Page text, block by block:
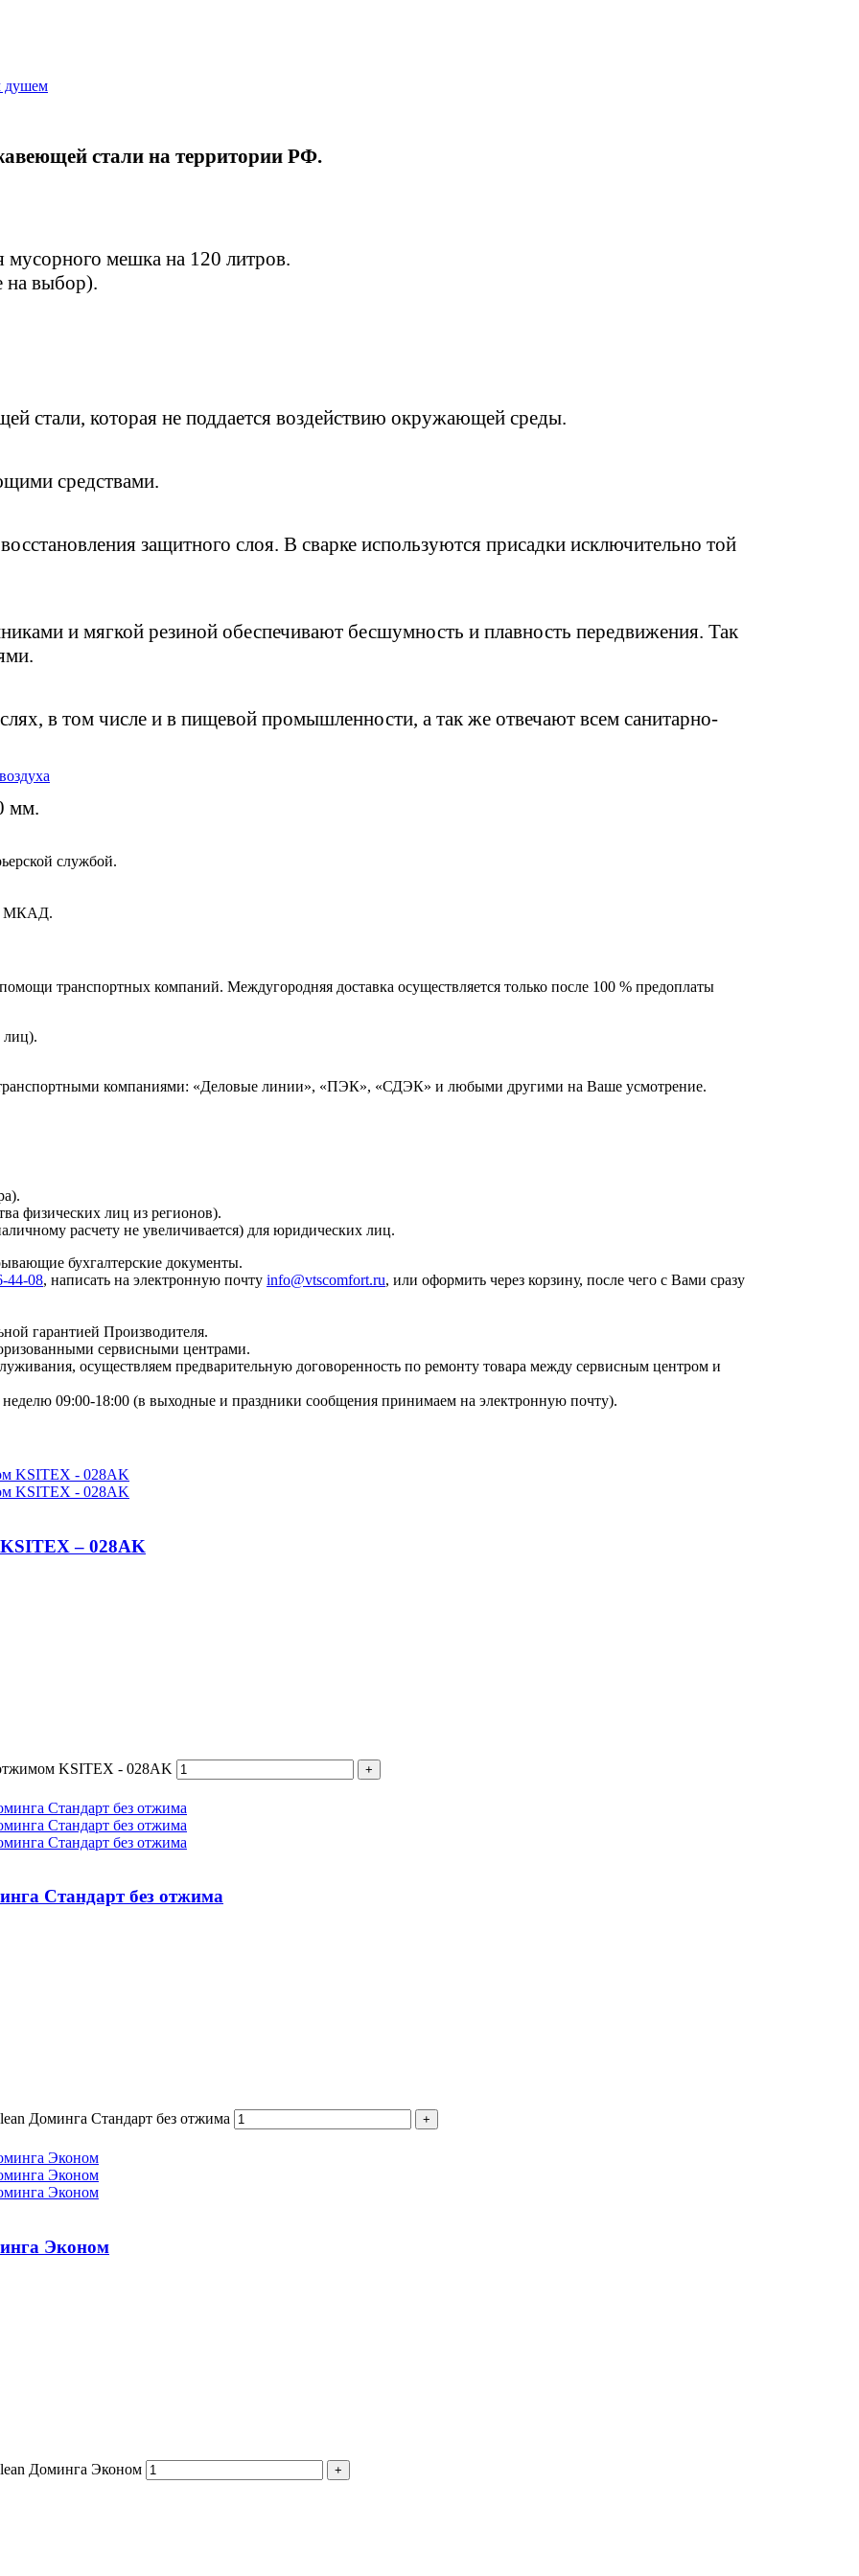
душем
стали на территории РФ.
мусорного мешка на 120 литров.
на выбор).
стали, которая не поддается воздействию окружающей среды.
средствами.
защитного слоя. В сварке используются присадки исключительно той
и мягкой резиной обеспечивают бесшумность и плавность передвижения. Так
в том числе и в пищевой промышленности, а так же отвечают всем санитарно-
мм.
службой.
МКАД.
транспортных компаний. Междугородняя доставка осуществляется только после 100 % предоплаты
лиц).
компаниями: «Деловые линии», «ПЭК», «СДЭК» и любыми другими на Ваше усмотрение.
физических лиц из регионов).
расчету не увеличивается) для юридических лиц.
бухгалтерские документы.
44-08, написать на электронную почту info@vtscomfort.ru, или оформить через корзину, после чего с Вами сразу
гарантией Производителя.
сервисными центрами.
осуществляем предварительную договоренность по ремонту товара между сервисным центром и
09:00-18:00 (в выходные и праздники сообщения принимаем на электронную почту).
– 028AK
отжимом KSITEX - 028AK
Стандарт без отжима
Доминга Стандарт без отжима
Эконом
Доминга Эконом